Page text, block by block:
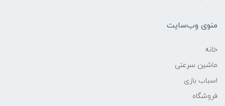
منوی وب‌سایت
خانه
ماشین سرعتی
اسباب بازی
فروشگاه